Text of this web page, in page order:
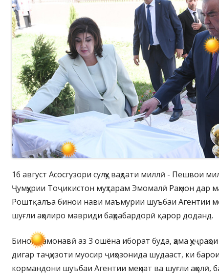
16 август Асосгузори сулҳу ваҳдати миллӣ - Пешвои
Ҷумҳурии Тоҷикистон муҳтарам Эмомалӣ Раҳмон дар
Роштқалъа бинои нави маъмурии шуъбаи Агентии
шуғли аҳолиро мавриди баҳрабардорӣ қарор доданд.
Бинои замонавӣ аз 3 ошёна иборат буда, ҳама
дигар таҷҳизоти муосир ҷиҳозонида шудааст, ки
кормандони шуъбаи Агентии меҳнат ва шуғли аҳолӣ,